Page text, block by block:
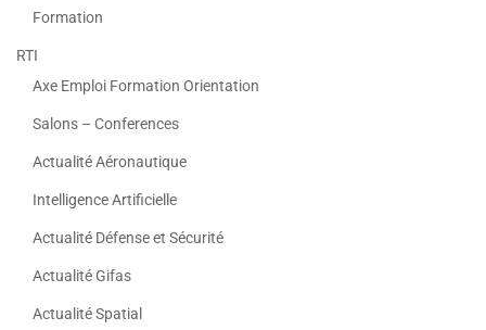
Formation
RTI
Axe Emploi Formation Orientation
Salons – Conferences
Actualité Aéronautique
Intelligence Artificielle
Actualité Défense et Sécurité
Actualité Gifas
Actualité Spatial